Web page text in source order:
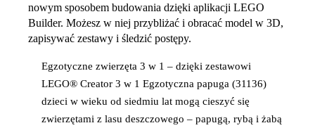
nowym sposobem budowania dzięki aplikacji LEGO
Builder. Możesz w niej przybliżać i obracać model w 3D,
zapisywać zestawy i śledzić postępy.
Egzotyczne zwierzęta 3 w 1 – dzięki zestawowi
LEGO® Creator 3 w 1 Egzotyczna papuga (31136)
dzieci w wieku od siedmiu lat mogą cieszyć się
zwierzętami z lasu deszczowego – papugą, rybą i żabą